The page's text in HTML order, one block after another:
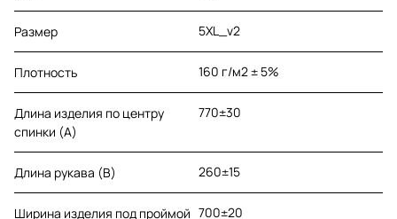
Размер 5XL_v2
Плотность 160 г/м2 ± 5%
Длина изделия по центру
спинки (A)
770±30
Длина рукава (B) 260±15
Ширина изделия под проймой 700±20